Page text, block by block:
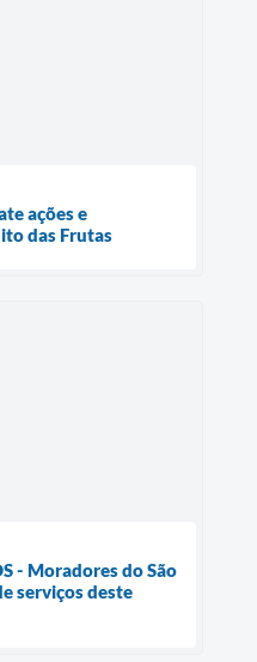
ações e
das Frutas
- Moradores do São
serviços deste